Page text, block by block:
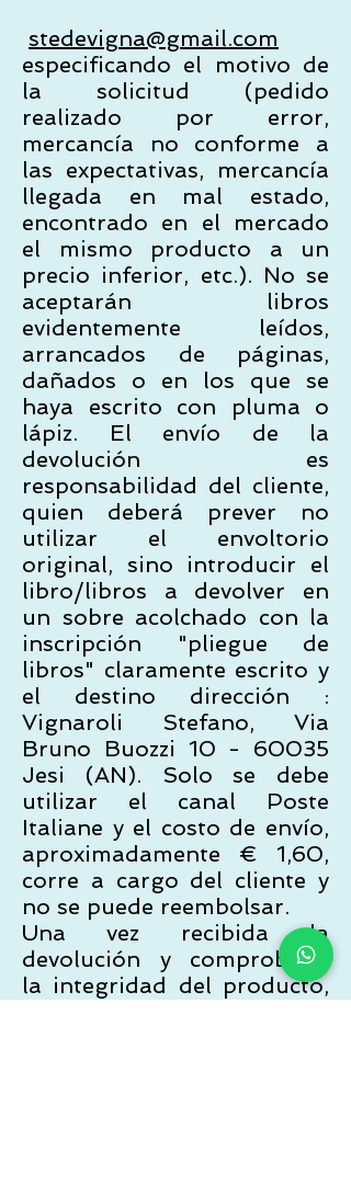
stedevigna@gmail.com
especificando el motivo de
la solicitud (pedido
realizado por error,
mercancía no conforme a
las expectativas, mercancía
llegada en mal estado,
encontrado en el mercado
el mismo producto a un
precio inferior, etc.). No se
aceptarán libros
evidentemente leídos,
arrancados de páginas,
dañados o en los que se
haya escrito con pluma o
lápiz. El envío de la
devolución es
responsabilidad del cliente,
quien deberá prever no
utilizar el envoltorio
original, sino introducir el
libro/libros a devolver en
un sobre acolchado con la
inscripción "pliegue de
libros" claramente escrito y
el destino dirección :
Vignaroli Stefano, Via
Bruno Buozzi 10 - 60035
Jesi (AN). Solo se debe
utilizar el canal Poste
Italiane y el costo de envío,
aproximadamente € 1,60,
corre a cargo del cliente y
no se puede reembolsar.
Una vez recibida la
devolución y comprobada
la integridad del producto,